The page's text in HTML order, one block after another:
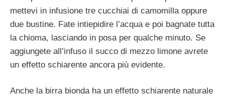
mettevi in infusione tre cucchiai di camomilla oppure
due bustine. Fate intiepidire l’acqua e poi bagnate tutta
la chioma, lasciando in posa per qualche minuto. Se
aggiungete all’infuso il succo di mezzo limone avrete
un effetto schiarente ancora più evidente.
Anche la birra bionda ha un effetto schiarente naturale